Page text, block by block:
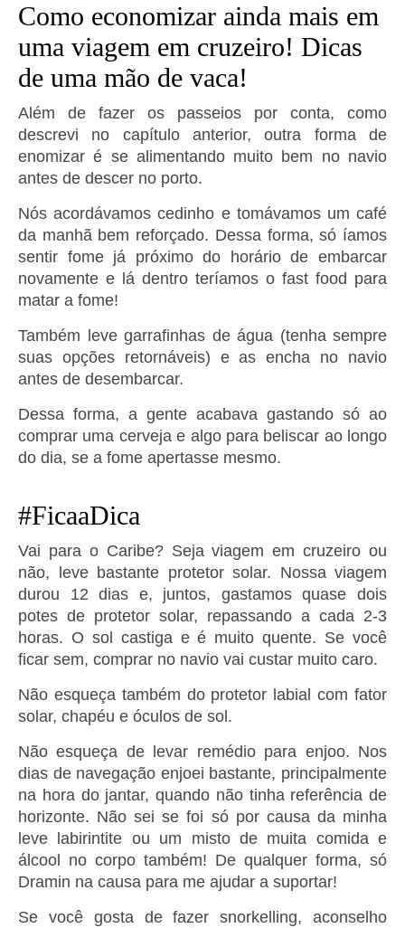
Como economizar ainda mais em
uma viagem em cruzeiro! Dicas
de uma mão de vaca!
Além de fazer os passeios por conta, como
descrevi no capítulo anterior, outra forma de
enomizar é se alimentando muito bem no navio
antes de descer no porto.
Nós acordávamos cedinho e tomávamos um café
da manhã bem reforçado. Dessa forma, só íamos
sentir fome já próximo do horário de embarcar
novamente e lá dentro teríamos o fast food para
matar a fome!
Também leve garrafinhas de água (tenha sempre
suas opções retornáveis) e as encha no navio
antes de desembarcar.
Dessa forma, a gente acabava gastando só ao
comprar uma cerveja e algo para beliscar ao longo
do dia, se a fome apertasse mesmo.
#FicaaDica
Vai para o Caribe? Seja viagem em cruzeiro ou
não, leve bastante protetor solar. Nossa viagem
durou 12 dias e, juntos, gastamos quase dois
potes de protetor solar, repassando a cada 2-3
horas. O sol castiga e é muito quente. Se você
ficar sem, comprar no navio vai custar muito caro.
Não esqueça também do protetor labial com fator
solar, chapéu e óculos de sol.
Não esqueça de levar remédio para enjoo. Nos
dias de navegação enjoei bastante, principalmente
na hora do jantar, quando não tinha referência de
horizonte. Não sei se foi só por causa da minha
leve labirintite ou um misto de muita comida e
álcool no corpo também! De qualquer forma, só
Dramin na causa para me ajudar a suportar!
Se você gosta de fazer snorkelling, aconselho